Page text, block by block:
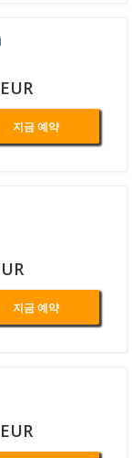
지금 예약
지금 예약